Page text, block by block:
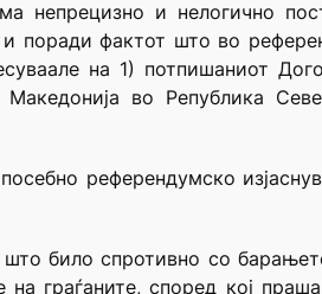
непрецизно и нелогично
и поради фактот што во
на 1) потпишаниот
во Република
референдумско
било спротивно со
граѓаните, според кој